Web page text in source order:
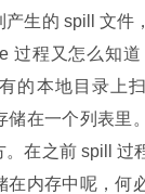
产生的 spill 文件
过程又怎么知
的本地目录上
储在一个列表里
在之前 spill 过
在内存中呢，何